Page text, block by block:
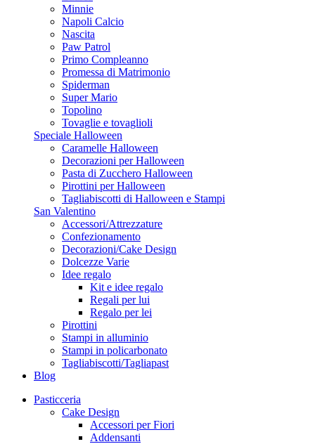
Minnie
Napoli Calcio
Nascita
Paw Patrol
Primo Compleanno
Promessa di Matrimonio
Spiderman
Super Mario
Topolino
Tovaglie e tovaglioli
Speciale Halloween
Caramelle Halloween
Decorazioni per Halloween
Pasta di Zucchero Halloween
Pirottini per Halloween
Tagliabiscotti di Halloween e Stampi
San Valentino
Accessori/Attrezzature
Confezionamento
Decorazioni/Cake Design
Dolcezze Varie
Idee regalo
Kit e idee regalo
Regali per lui
Regalo per lei
Pirottini
Stampi in alluminio
Stampi in policarbonato
Tagliabiscotti/Tagliapast
Blog
Pasticceria
Cake Design
Accessori per Fiori
Addensanti